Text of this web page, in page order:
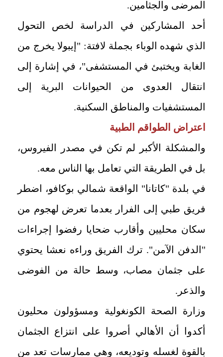
المرضى والجثامين.
أحد المشاركين في الدراسة لخص التحول
الذي شهده الوباء بجملة لافتة: "إيبولا يخرج من
الغابة ويختبئ في المستشفى"، في إشارة إلى
انتقال العدوى من الحيوانات البرية إلى
المستشفيات والمناطق السكنية.
اعتراض الطواقم الطبية
والمشكلة الأكبر لم تكن في مصدر الفيروس،
بل في الطريقة التي تعامل بها الناس معه.
في بلدة "كاتانا" الواقعة شمالي بوكافو، اضطر
فريق طبي إلى الفرار بعدما تعرض لهجوم من
سكان محليين وأقارب ضحايا رفضوا إجراءات
"الدفن الآمن". ترك الفريق وراءه نعشا يحتوي
على جثمان مصاب، وسط حالة من الفوضى
والذعر.
وزارة الصحة الكونغولية ومسؤولون محليون
أكدوا أن الأهالي أصروا على انتزاع الجثمان
بالقوة لغسله وتوديعه، وهي ممارسات تعد من